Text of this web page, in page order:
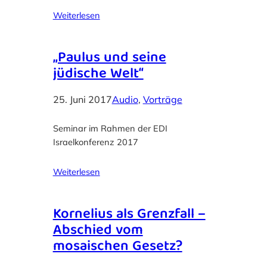
Weiterlesen
„Paulus und seine
jüdische Welt“
25. Juni 2017Audio, Vorträge
Seminar im Rahmen der EDI
Israelkonferenz 2017
Weiterlesen
Kornelius als Grenzfall –
Abschied vom
mosaischen Gesetz?